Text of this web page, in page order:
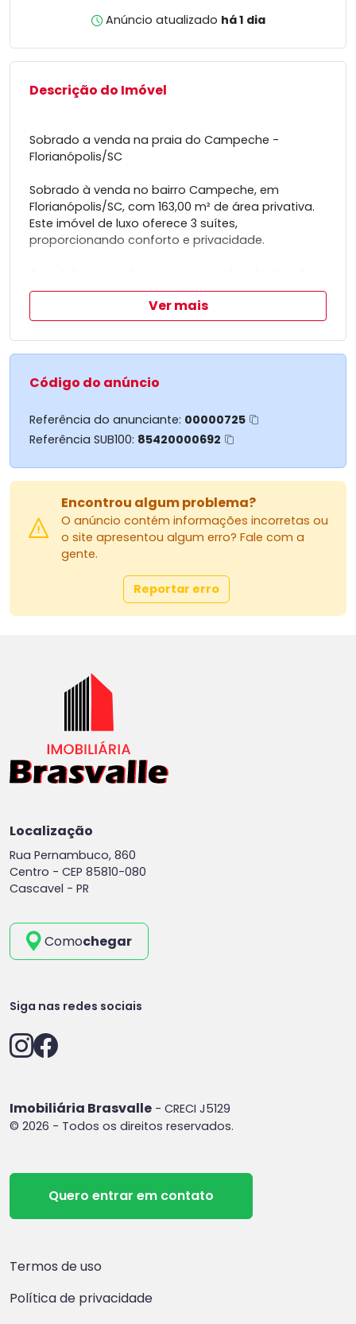
Anúncio atualizado há 1 dia
Descrição do Imóvel
Sobrado a venda na praia do Campeche -
Florianópolis/SC
Sobrado à venda no bairro Campeche, em
Florianópolis/SC, com 163,00 m² de área privativa.
Este imóvel de luxo oferece 3 suítes,
proporcionando conforto e privacidade.
perfeitamente às necessidades de uma família ou
de quem possui mais de um veículo.
Localizado em uma região acadêmica, oferece
um ambiente sofisticado e prático para o dia a
dia.
Uma excelente oportunidade para quem busca
um imóvel diferenciado na região.
Ver mais
Código do anúncio
Referência do anunciante: 00000725
Referência SUB100: 85420000692
Encontrou algum problema?
O anúncio contém informações incorretas ou
o site apresentou algum erro? Fale com a
gente.
Reportar erro
Localização
Rua Pernambuco, 860
Centro - CEP 85810-080
Cascavel - PR
Comochegar
Siga nas redes sociais
Imobiliária Brasvalle - CRECI J5129
© 2026 - Todos os direitos reservados.
Quero entrar em contato
Termos de uso
Política de privacidade